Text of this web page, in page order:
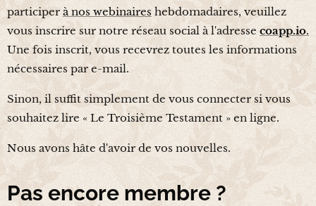
participerà nos webinaireshebdomadaires, veuillez
vous inscrire sur notre réseau social à l'adressecoapp.io.
Une fois inscrit, vous recevrez toutes les informations
nécessaires par e-mail.
Sinon, il suffit simplement de vous connecter si vous
souhaitez lire « Le Troisième Testament » en ligne.
Nous avons hâte d'avoir de vos nouvelles.
Pas encore membre ?